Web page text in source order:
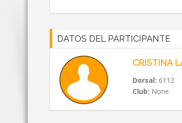
DATOS DEL PARTICIPANTE
CRISTINA
Dorsal: 6112
Club: None